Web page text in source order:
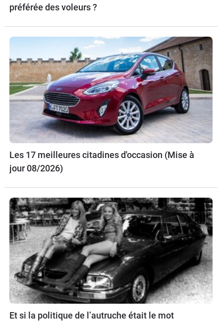
préférée des voleurs ?
Les 17 meilleures citadines d'occasion (Mise à
jour 08/2026)
Et si la politique de l’autruche était le mot